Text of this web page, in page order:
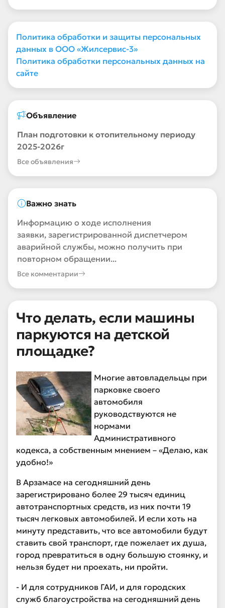
Политика обработки и защиты персональных
данных в ООО «Жилсервис-3»
Политика обработки персональных данных на
сайте
Объявление
План подготовки к отопительному периоду
2025-2026г
Все объявления
Важно знать
Информацию о ходе исполнения
заявки, зарегистрированной диспетчером
аварийной службы, можно получить при
повторном обращении...
Все комментарии
Что делать, если машины
паркуются на детской
площадке?
Многие автовладельцы при
парковке своего
автомобиля
руководствуются не
нормами
Административного
кодекса, а собственным мнением – «Делаю, как
удобно!»
В Арзамасе на сегодняшний день
зарегистрировано более 29 тысяч единиц
автотранспортных средств, из них почти 19
тысяч легковых автомобилей. И если хоть на
минуту представить, что все автомобили будут
ставить свой транспорт, где пожелает их душа,
город превратиться в одну большую стоянку, и
нельзя будет ни проехать, ни пройти.
- И для сотрудников ГАИ, и для городских
служб благоустройства на сегодняшний день